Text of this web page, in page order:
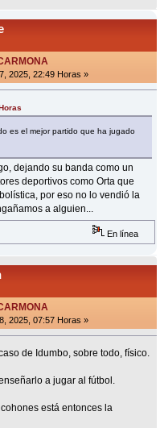
2025, 22:49 Horas »
es el mejor partido que ha jugado
dejando su banda como un
deportivos como Orta que
por eso no lo vendió la
a alguien...
En línea
2025, 07:57 Horas »
de Idumbo, sobre todo, físico.
a jugar al fútbol.
está entonces la